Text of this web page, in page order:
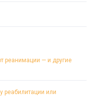
реанимации — и другие
реабилитации или